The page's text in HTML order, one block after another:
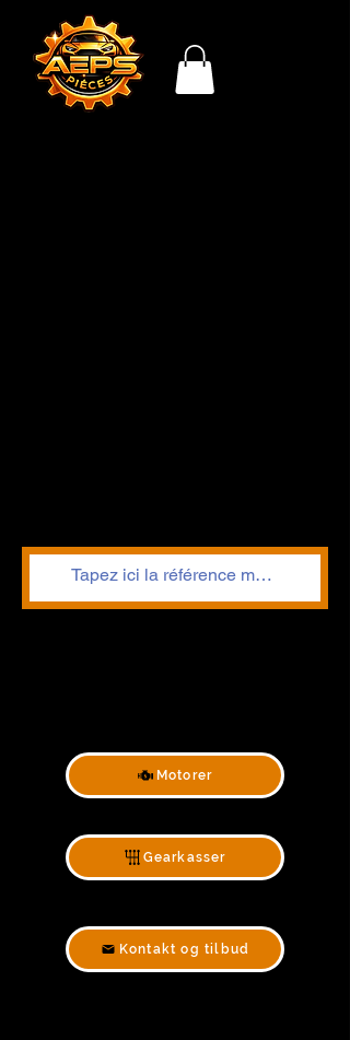
Motorer
Gearkasser
Kontakt og tilbud